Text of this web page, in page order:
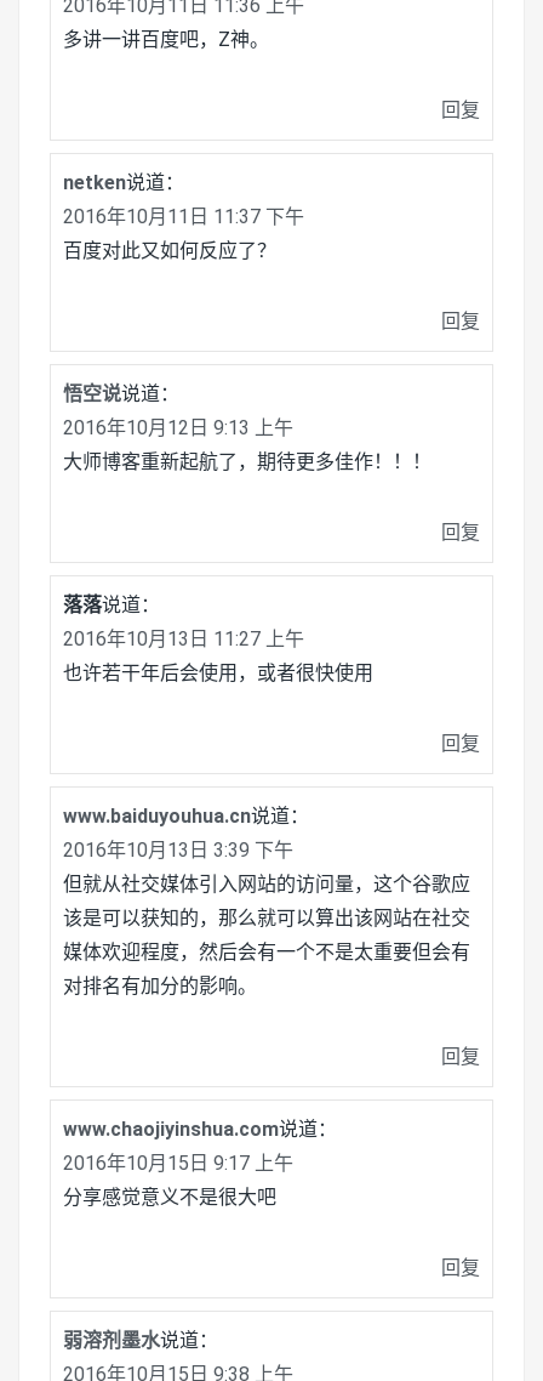
2016年10月11日 11:36 上午
多讲一讲百度吧，Z神。
回复
netken说道：
2016年10月11日 11:37 下午
百度对此又如何反应了？
回复
悟空说说道：
2016年10月12日 9:13 上午
大师博客重新起航了，期待更多佳作！！！
回复
落落说道：
2016年10月13日 11:27 上午
也许若干年后会使用，或者很快使用
回复
www.baiduyouhua.cn说道：
2016年10月13日 3:39 下午
但就从社交媒体引入网站的访问量，这个谷歌应
该是可以获知的，那么就可以算出该网站在社交
媒体欢迎程度，然后会有一个不是太重要但会有
对排名有加分的影响。
回复
www.chaojiyinshua.com说道：
2016年10月15日 9:17 上午
分享感觉意义不是很大吧
回复
弱溶剂墨水说道：
2016年10月15日 9:38 上午